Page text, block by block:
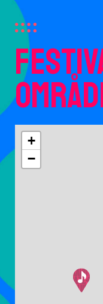
+
−